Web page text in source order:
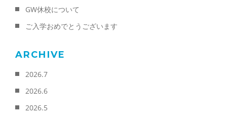
GW休校について
ご入学おめでとうございます
ARCHIVE
2026.7
2026.6
2026.5